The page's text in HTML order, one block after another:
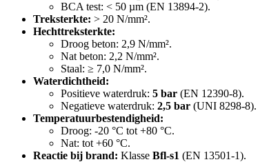
BCA test: < 50 µm (EN 13894-2).
Treksterkte: > 20 N/mm².
Hechttreksterkte:
Droog beton: 2,9 N/mm².
Nat beton: 2,2 N/mm².
Staal: ≥ 7,0 N/mm².
Waterdichtheid:
Positieve waterdruk: 5 bar (EN 12390-8).
Negatieve waterdruk: 2,5 bar (UNI 8298-8).
Temperatuurbestendigheid:
Droog: -20 °C tot +80 °C.
Nat: tot +60 °C.
Reactie bij brand: Klasse Bfl-s1 (EN 13501-1).